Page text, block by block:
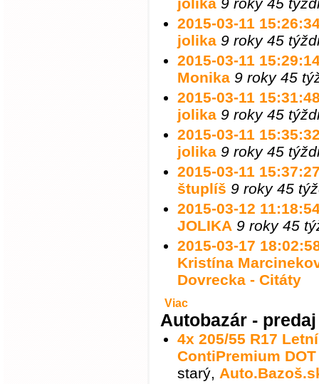
2015-03-11
jolika 9 roky 45
2015-03-11
Monika 9 roky 45
2015-03-11
jolika 9 roky 45
2015-03-11
jolika 9 roky 45
2015-03-11
štuplíš 9 roky 45
2015-03-12
JOLIKA 9 roky 45
2015-03-17
Kristína
Dovrecka - Citáty
Viac
Autobazár -
4x 205/55 R17
ContiPremium DOT
starý,